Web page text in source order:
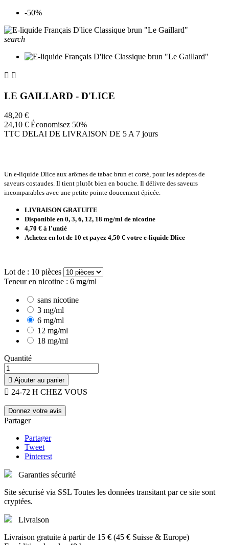
-50%
search
 
LE GAILLARD - D'LICE
48,20 €
24,10 € Économisez 50%
TTC DELAI DE LIVRAISON DE 5 A 7 jours
Un e-liquide Dlice aux arômes de tabac brun et corsé, pour les adeptes de
saveurs costaudes. Il tient plutôt bien en bouche. Il délivre des saveurs
incomparables avec une petite pointe doucement épicée.
LIVRAISON GRATUITE
Disponible en 0, 3, 6, 12, 18 mg/ml de nicotine
4,70 € à l'untié
Achetez en lot de 10 et payez 4,50 € votre e-liquide Dlice
Lot de : 10 pièces
Teneur en nicotine : 6 mg/ml
sans nicotine
3 mg/ml
6 mg/ml
12 mg/ml
18 mg/ml
Quantité
 Ajouter au panier
 24-72 H CHEZ VOUS
Donnez votre avis
Partager
Partager
Tweet
Pinterest
Garanties sécurité
Site sécurisé via SSL Toutes les données transitant par ce site sont
cryptées.
Livraison
Livraison gratuite à partir de 15 € (45 € Suisse & Europe)